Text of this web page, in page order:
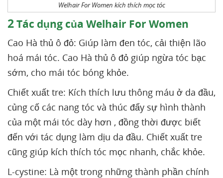
Welhair For Women kích thích mọc tóc
2Tác dụng của Welhair For Women
Cao Hà thủ ô đỏ: Giúp làm đen tóc, cải thiện lão
hoá mái tóc. Cao Hà thủ ô đỏ giúp ngừa tóc bạc
sớm, cho mái tóc bóng khỏe.
Chiết xuất tre: Kích thích lưu thông máu ở da đầu,
củng cố các nang tóc và thúc đẩy sự hình thành
của một mái tóc dày hơn , đồng thời được biết
đến với tác dụng làm dịu da đầu. Chiết xuất tre
cũng giúp kích thích tóc mọc nhanh, chắc khỏe.
L-cystine: Là một trong những thành phần chính